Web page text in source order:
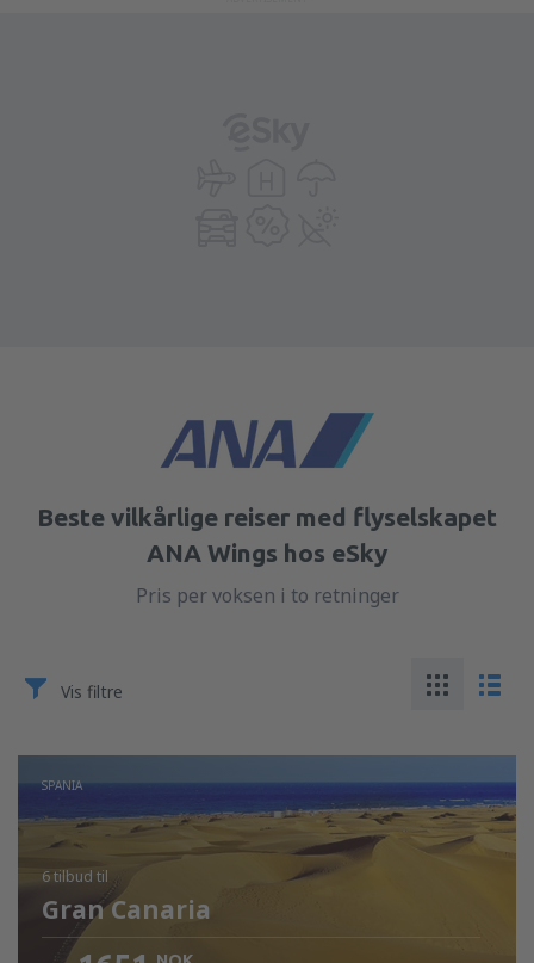
Beste vilkårlige reiser med flyselskapet
ANA Wings hos eSky
Pris per voksen i to retninger
Vis filtre
SPANIA
6 tilbud til
Gran Canaria